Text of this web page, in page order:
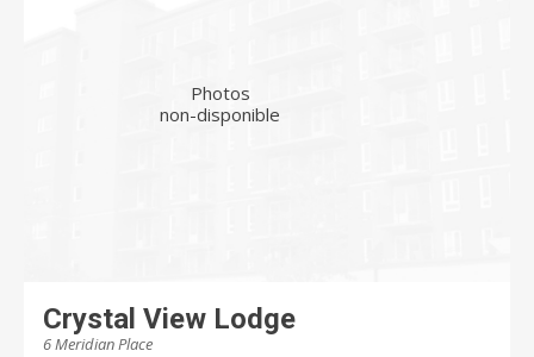
Photos
non-disponible
Crystal View Lodge
6 Meridian Place